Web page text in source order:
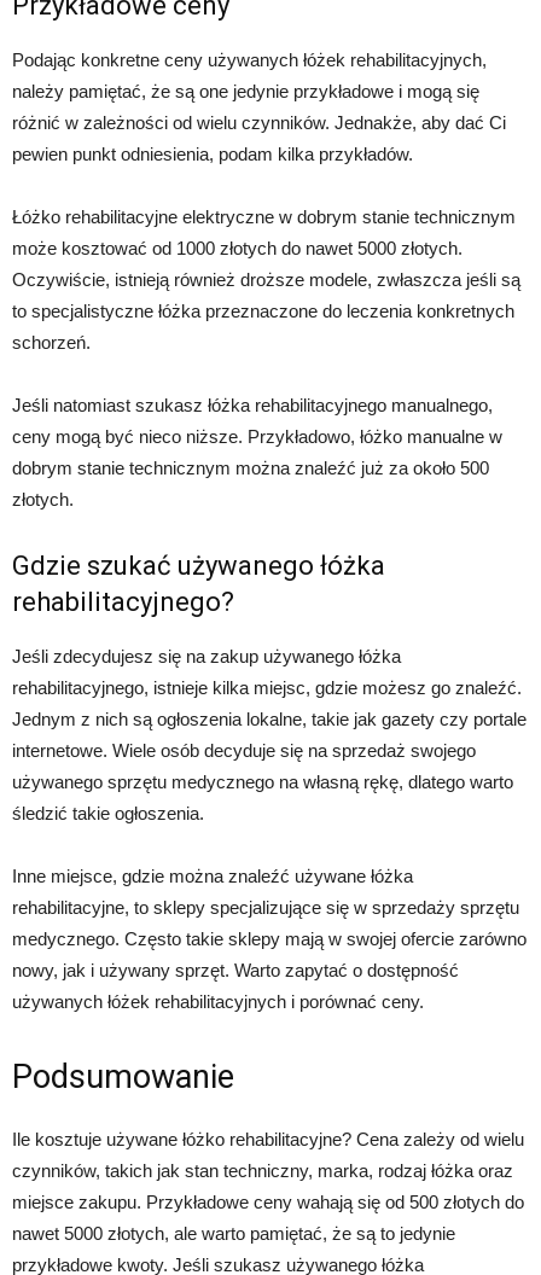
Podając konkretne ceny używanych łóżek rehabilitacyjnych,
należy pamiętać, że są one jedynie przykładowe i mogą się
różnić w zależności od wielu czynników. Jednakże, aby dać Ci
pewien punkt odniesienia, podam kilka przykładów.
Łóżko rehabilitacyjne elektryczne w dobrym stanie technicznym
może kosztować od 1000 złotych do nawet 5000 złotych.
Oczywiście, istnieją również droższe modele, zwłaszcza jeśli są
to specjalistyczne łóżka przeznaczone do leczenia konkretnych
schorzeń.
Jeśli natomiast szukasz łóżka rehabilitacyjnego manualnego,
ceny mogą być nieco niższe. Przykładowo, łóżko manualne w
dobrym stanie technicznym można znaleźć już za około 500
złotych.
Gdzie szukać używanego łóżka
rehabilitacyjnego?
Jeśli zdecydujesz się na zakup używanego łóżka
rehabilitacyjnego, istnieje kilka miejsc, gdzie możesz go znaleźć.
Jednym z nich są ogłoszenia lokalne, takie jak gazety czy portale
internetowe. Wiele osób decyduje się na sprzedaż swojego
używanego sprzętu medycznego na własną rękę, dlatego warto
śledzić takie ogłoszenia.
Inne miejsce, gdzie można znaleźć używane łóżka
rehabilitacyjne, to sklepy specjalizujące się w sprzedaży sprzętu
medycznego. Często takie sklepy mają w swojej ofercie zarówno
nowy, jak i używany sprzęt. Warto zapytać o dostępność
używanych łóżek rehabilitacyjnych i porównać ceny.
Podsumowanie
Ile kosztuje używane łóżko rehabilitacyjne? Cena zależy od wielu
czynników, takich jak stan techniczny, marka, rodzaj łóżka oraz
miejsce zakupu. Przykładowe ceny wahają się od 500 złotych do
nawet 5000 złotych, ale warto pamiętać, że są to jedynie
przykładowe kwoty. Jeśli szukasz używanego łóżka